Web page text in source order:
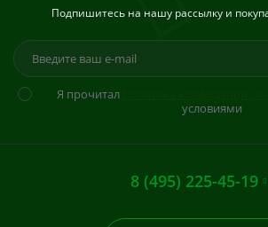
Подпишитесь на нашу рассылку и
Я прочитал
условиями
8 (495) 225-45-19